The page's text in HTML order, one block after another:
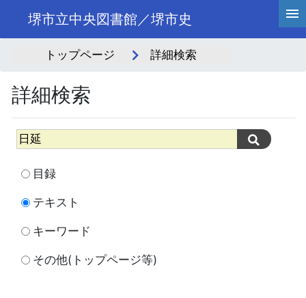
堺市立中央図書館／堺市史
トップページ 詳細検索
詳細検索
目録
テキスト
キーワード
その他(トップページ等)